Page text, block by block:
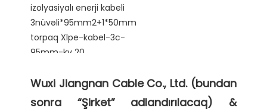
Wuxi Jiangnan Cable Co., Ltd. (bundan
sonra “Şirkət” adlandırılacaq) &